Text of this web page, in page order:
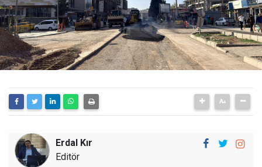
Erdal Kır
Editör